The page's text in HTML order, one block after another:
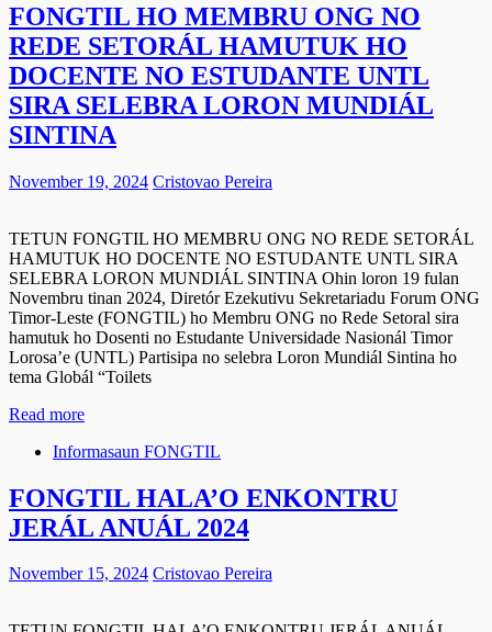
FONGTIL HO MEMBRU ONG NO
REDE SETORÁL HAMUTUK HO
DOCENTE NO ESTUDANTE UNTL
SIRA SELEBRA LORON MUNDIÁL
SINTINA
November 19, 2024 Cristovao Pereira
TETUN FONGTIL HO MEMBRU ONG NO REDE SETORÁL
HAMUTUK HO DOCENTE NO ESTUDANTE UNTL SIRA
SELEBRA LORON MUNDIÁL SINTINA Ohin loron 19 fulan
Novembru tinan 2024, Diretór Ezekutivu Sekretariadu Forum ONG
Timor-Leste (FONGTIL) ho Membru ONG no Rede Setoral sira
hamutuk ho Dosenti no Estudante Universidade Nasionál Timor
Lorosa’e (UNTL) Partisipa no selebra Loron Mundiál Sintina ho
tema Globál “Toilets
Read more
Informasaun FONGTIL
FONGTIL HALA’O ENKONTRU
JERÁL ANUÁL 2024
November 15, 2024 Cristovao Pereira